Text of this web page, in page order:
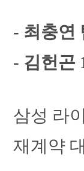
- 최충연
- 김헌곤
삼성 라
재계약